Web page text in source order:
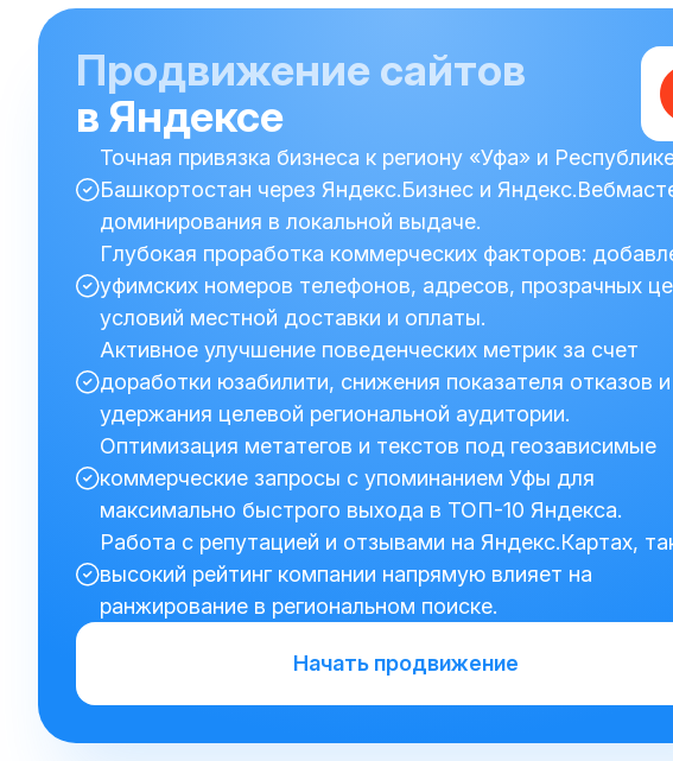
Продвижение сайтов
в Яндексе
Точная привязка бизнеса к региону «Уфа» и
Башкортостан через Яндекс.Бизнес и
доминирования в локальной выдаче.
Глубокая проработка коммерческих факторов:
уфимских номеров телефонов, адресов, прозрачных
условий местной доставки и оплаты.
Активное улучшение поведенческих метрик за счет
доработки юзабилити, снижения показателя отказов и
удержания целевой региональной аудитории.
Оптимизация метатегов и текстов под геозависимые
коммерческие запросы с упоминанием Уфы для
максимально быстрого выхода в ТОП-10 Яндекса.
Работа с репутацией и отзывами на Яндекс.Картах,
высокий рейтинг компании напрямую влияет на
ранжирование в региональном поиске.
Начать продвижение